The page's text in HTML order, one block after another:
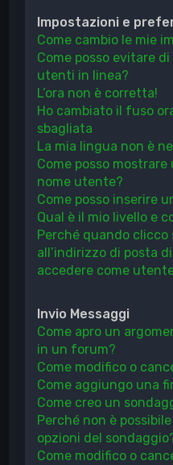
Impostazioni e
Come cambio le mie
Come posso evitare
utenti in linea?
L’ora non è corretta!
Ho cambiato il fuso
sbagliata
La mia lingua non è
Come posso
nome utente?
Come posso inserire
Qual è il mio livello e
Perché quando
all’indirizzo di posta
accedere come
Invio Messaggi
Come apro un
in un forum?
Come modifico o
Come aggiungo una
Come creo un
Perché non è
opzioni del
Come modifico o